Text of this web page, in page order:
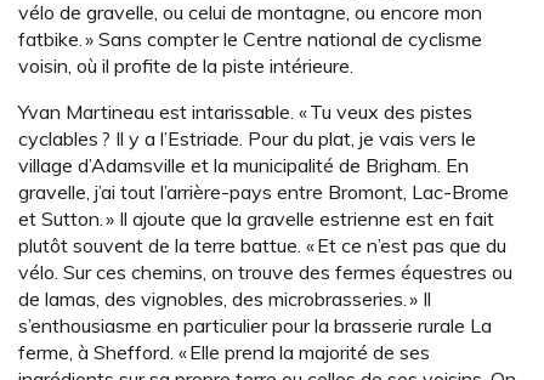
vélo de gravelle, ou celui de montagne, ou encore mon
fatbike. » Sans compter le Centre national de cyclisme
voisin, où il profite de la piste intérieure.
Yvan Martineau est intarissable. « Tu veux des pistes
cyclables ? Il y a l’Estriade. Pour du plat, je vais vers le
village d’Adamsville et la municipalité de Brigham. En
gravelle, j’ai tout l’arrière-pays entre Bromont, Lac-Brome
et Sutton. » Il ajoute que la gravelle estrienne est en fait
plutôt souvent de la terre battue. « Et ce n’est pas que du
vélo. Sur ces chemins, on trouve des fermes équestres ou
de lamas, des vignobles, des microbrasseries. » Il
s’enthousiasme en particulier pour la brasserie rurale La
ferme, à Shefford. « Elle prend la majorité de ses